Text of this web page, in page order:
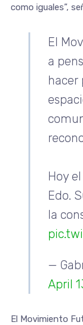
como iguales”,
El
a
hacer
Hoy
Edo.
la
—
April
El Movimiento